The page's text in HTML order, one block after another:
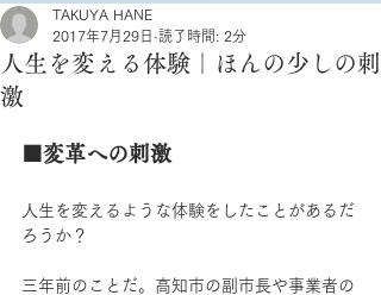
人生を変える体験｜ほんの少しの刺
激
TAKUYA HANE
2017年7月29日 読了時間: 2分
■変革への刺激
人生を変えるような体験をしたことがあるだ
ろうか？
三年前のことだ。高知市の副市長や事業者の